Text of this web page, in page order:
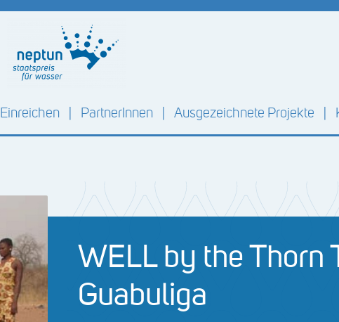
Einreichen PartnerInnen Ausgezeichnete Projekte
WELL by the Thorn
Guabuliga